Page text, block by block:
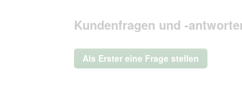
Aktion
ein
modales
Kundenfragen und -
Als Erster eine Frage stellen